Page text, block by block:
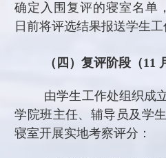
确定入围复评的寝室名单
日前将评选结果报送学生工
（四）复评阶段（11
由学生工作处组织成
学院班主任、辅导员及学
寝室开展实地考察评分：